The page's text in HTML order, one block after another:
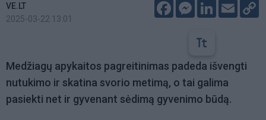
VE.LT
2025-03-22 13:01
FacebookMessenger
LinkedIn
Email
Medžiagų apykaitos pagreitinimas padeda išvengti
nutukimo ir skatina svorio metimą, o tai galima
pasiekti net ir gyvenant sėdimą gyvenimo būdą.